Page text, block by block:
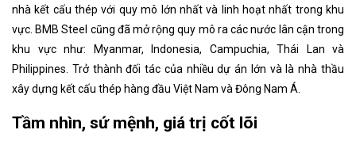
nhà kết cấu thép với quy mô lớn nhất và linh hoạt nhất trong khu
vực. BMB Steel cũng đã mở rộng quy mô ra các nước lân cận trong
khu vực như: Myanmar, Indonesia, Campuchia, Thái Lan và
Philippines. Trở thành đối tác của nhiều dự án lớn và là nhà thầu
xây dựng kết cấu thép hàng đầu Việt Nam và Đông Nam Á.
Tầm nhìn, sứ mệnh, giá trị cốt lõi